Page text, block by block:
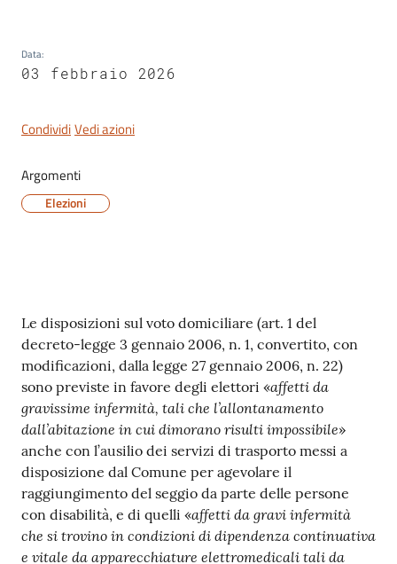
Data:
03 febbraio 2026
CondividiVedi azioni
Argomenti
Elezioni
Contenuto
Le disposizioni sul voto domiciliare (art. 1 del
decreto-legge 3 gennaio 2006, n. 1, convertito, con
modificazioni, dalla legge 27 gennaio 2006, n. 22)
sono previste in favore degli elettori «affetti da
gravissime infermità, tali che l’allontanamento
dall’abitazione in cui dimorano risulti impossibile»
anche con l’ausilio dei servizi di trasporto messi a
disposizione dal Comune per agevolare il
raggiungimento del seggio da parte delle persone
con disabilità, e di quelli «affetti da gravi infermità
che si trovino in condizioni di dipendenza continuativa
e vitale da apparecchiature elettromedicali tali da